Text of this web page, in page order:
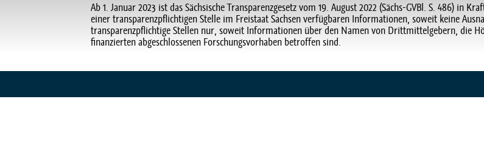
Ab 1. Januar 2023 ist das Sächsische Transparenzgesetz vom 19. August 2022 (Sächs-GVBl. S. 486) in
einer transparenzpflichtigen Stelle im Freistaat Sachsen verfügbaren Informationen, soweit keine
transparenzpflichtige Stellen nur, soweit Informationen über den Namen von Drittmittelgebern,
finanzierten abgeschlossenen Forschungsvorhaben betroffen sind.